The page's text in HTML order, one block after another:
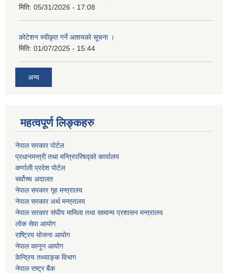
मिति: 05/31/2026 - 17:08
कोटेशन स्वीकृत गर्ने आशयको सूचना ।
मिति: 01/07/2025 - 15:44
अन्य
महत्वपूर्ण लिङ्कहरु
नेपाल सरकार पोर्टल
प्रधानमन्‍‍त्री तथा मन्‍त्रिपरिषद्को कार्यालय
कर्णाली प्रदेश पोर्टल
सर्वोच्‍च अदालत
नेपाल सरकार गृह मन्‍‍‍त्रालय
नेपाल सरकार अर्थ मन्‍त्रालय
नेपाल सरकार संघीय मामिला तथा सामान्य प्रशासन मन्‍त्रालय
लोक सेवा आयोग
राष्‍ट्रिय योजना आयोग
नेपाल कानून आयोग
केन्द्रिय तथ्याङ्क विभाग
नेपाल राष्‍ट्र बैंक